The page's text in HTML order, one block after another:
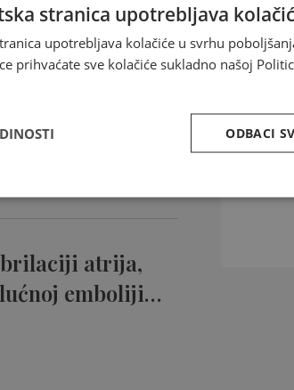
atrija,
emboliji…
stranica upotrebljava
upotrebljava kolačiće u svrhu
prihvaćate sve kolačiće sukladno našoj
ODBACI